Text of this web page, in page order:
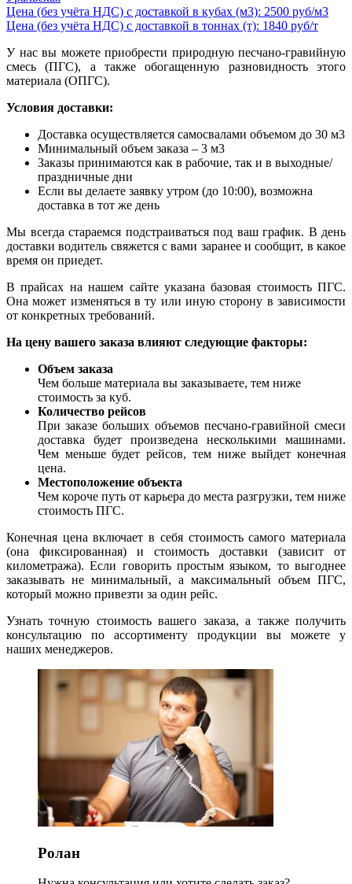
Цена (без учёта НДС) с доставкой в кубах (м3): 2500 руб/м3
Цена (без учёта НДС) с доставкой в тоннах (т): 1840 руб/т
У нас вы можете приобрести природную песчано-гравийную
смесь (ПГС), а также обогащенную разновидность этого
материала (ОПГС).
Условия доставки:
Доставка осуществляется самосвалами объемом до 30 м3
Минимальный объем заказа – 3 м3
Заказы принимаются как в рабочие, так и в выходные/
праздничные дни
Если вы делаете заявку утром (до 10:00), возможна
доставка в тот же день
Мы всегда стараемся подстраиваться под ваш график. В день
доставки водитель свяжется с вами заранее и сообщит, в какое
время он приедет.
В прайсах на нашем сайте указана базовая стоимость ПГС.
Она может изменяться в ту или иную сторону в зависимости
от конкретных требований.
На цену вашего заказа влияют следующие факторы:
Объем заказа
Чем больше материала вы заказываете, тем ниже
стоимость за куб.
Количество рейсов
При заказе больших объемов песчано-гравийной смеси
доставка будет произведена несколькими машинами.
Чем меньше будет рейсов, тем ниже выйдет конечная
цена.
Местоположение объекта
Чем короче путь от карьера до места разгрузки, тем ниже
стоимость ПГС.
Конечная цена включает в себя стоимость самого материала
(она фиксированная) и стоимость доставки (зависит от
километража). Если говорить простым языком, то выгоднее
заказывать не минимальный, а максимальный объем ПГС,
который можно привезти за один рейс.
Узнать точную стоимость вашего заказа, а также получить
консультацию по ассортименту продукции вы можете у
наших менеджеров.
Ролан